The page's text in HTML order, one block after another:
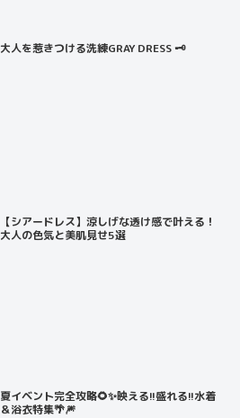
大人を惹きつける洗練GRAY DRESS 🗝️
【シアードレス】涼しげな透け感で叶える！
大人の色気と美肌見せ5選
夏イベント完全攻略🌻✨映える!!盛れる!!水着
＆浴衣特集🌴🎆